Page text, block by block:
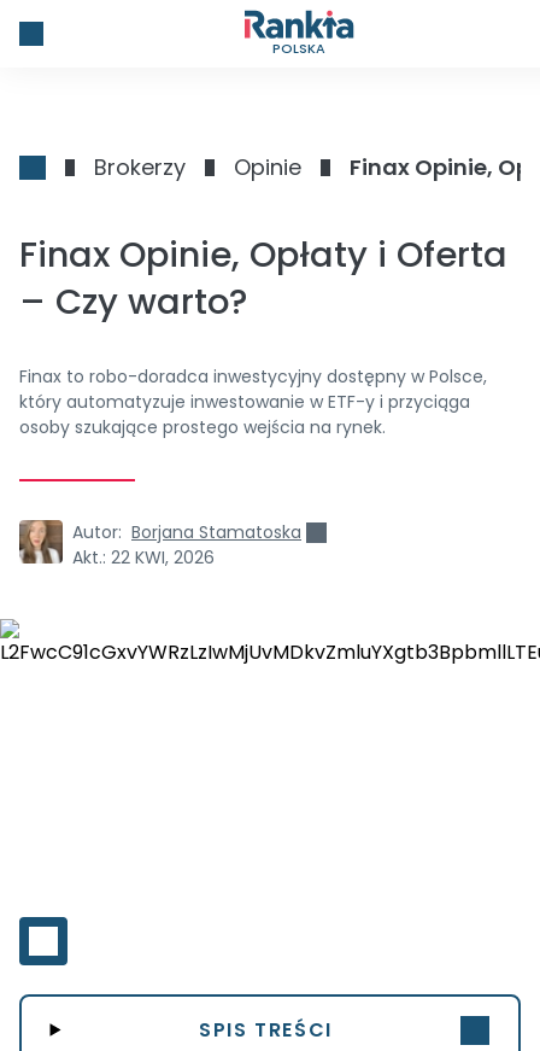
POLSKA
Brokerzy Opinie Finax Opinie,
Finax Opinie, Opłaty i Oferta
– Czy warto?
Finax to robo-doradca inwestycyjny dostępny w Polsce,
który automatyzuje inwestowanie w ETF-y i przyciąga
osoby szukające prostego wejścia na rynek.
Autor: Borjana Stamatoska
Akt.: 22 KWI, 2026
SPIS TREŚCI